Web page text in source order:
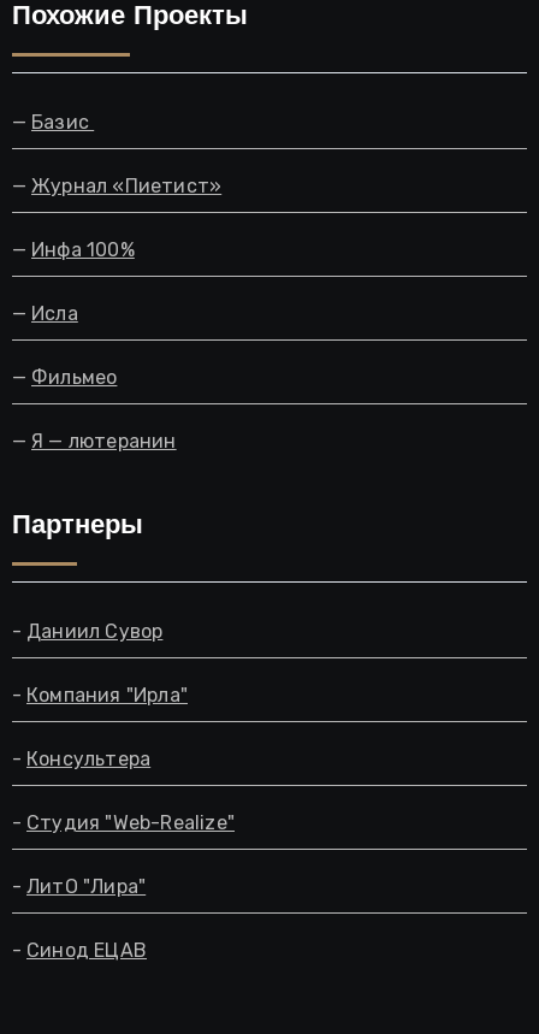
Похожие Проекты
— Базис
— Журнал «Пиетист»
— Инфа 100%
— Исла
— Фильмео
— Я — лютеранин
Партнеры
- Даниил Сувор
- Компания "Ирла"
- Консультера
- Студия "Web-Realize"
- ЛитО "Лира"
- Синод ЕЦАВ